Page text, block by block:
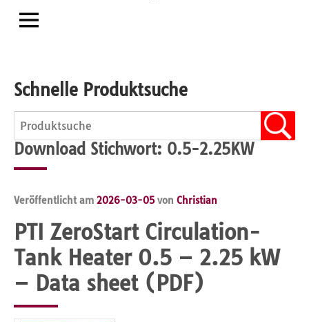
Schnelle Produktsuche
Download Stichwort: 0.5-2.25KW
Veröffentlicht am 2026-03-05von Christian
PTI ZeroStart Circulation-
Tank Heater 0.5 – 2.25 kW
– Data sheet (PDF)